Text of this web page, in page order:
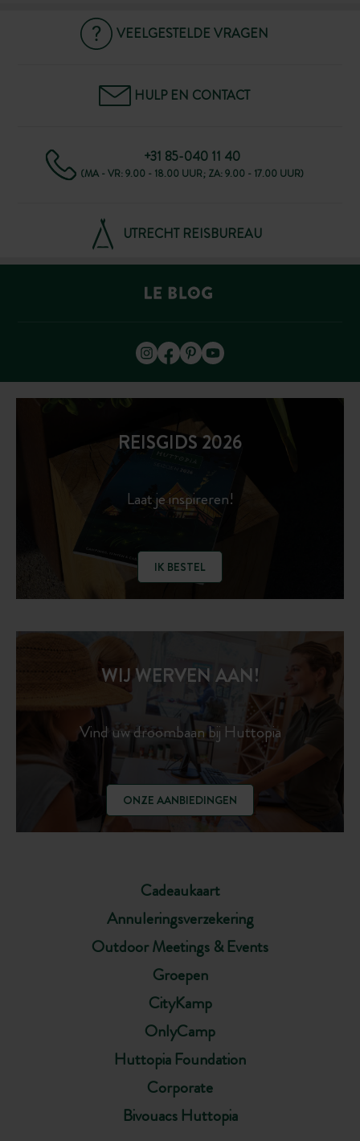
VEELGESTELDE VRAGEN
HULP EN CONTACT
+31 85-040 11 40
(MA - VR: 9.00 - 18.00 UUR; ZA: 9.00 - 17.00 UUR)
UTRECHT REISBUREAU
REISGIDS 2026
Laat je inspireren!
IK BESTEL
Cadeaukaart
Annuleringsverzekering
Outdoor Meetings & Events
Groepen
CityKamp
OnlyCamp
Huttopia Foundation
Corporate
Bivouacs Huttopia
WIJ WERVEN AAN!
Vind uw droombaan bij Huttopia
ONZE AANBIEDINGEN